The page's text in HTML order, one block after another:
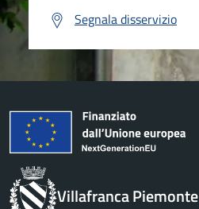
Segnala disservizio
Villafranca Piemonte